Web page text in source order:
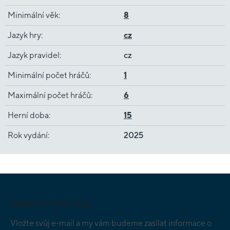
Minimální věk: 8
Jazyk hry: cz
Jazyk pravidel: cz
Minimální počet hráčů: 1
Maximální počet hráčů: 6
Herní doba: 15
Rok vydání: 2025
Odebírat newsletter
Vložte svůj e-mail a my vám budeme zasílat informace o